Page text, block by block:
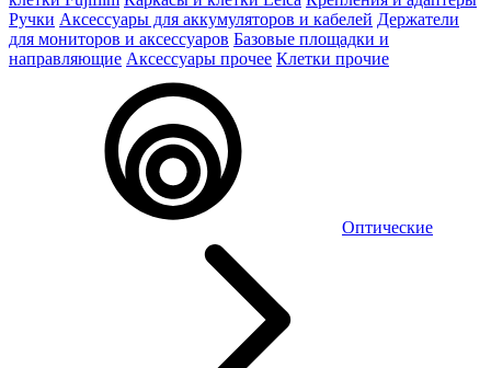
Ручки Аксессуары для аккумуляторов и кабелей Держатели
для мониторов и аксессуаров Базовые площадки и
направляющие Аксессуары прочее Клетки прочие
Оптические